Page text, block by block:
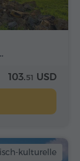
103.51 USD
kulturelle